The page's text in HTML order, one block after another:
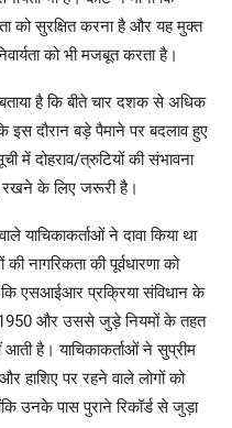
को सुरक्षित करना है और यह मुक्त
को भी मजबूत करता है।
है कि बीते चार दशक से अधिक
इस दौरान बड़े पैमाने पर बदलाव हुए
में दोहराव/त्रुटियों की संभावना
रखने के लिए जरूरी है।
ने दावा किया था
नागरिकता की पूर्वधारणा को
कि एसआईआर प्रक्रिया संविधान के
1950 और उससे जुड़े नियमों के तहत
है। याचिकाकर्ताओं ने सुप्रीम
हाशिए पर रहने वाले लोगों को
उनके पास पुराने रिकॉर्ड से जुड़ा